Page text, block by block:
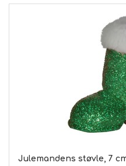
Julemandens støvle, 7